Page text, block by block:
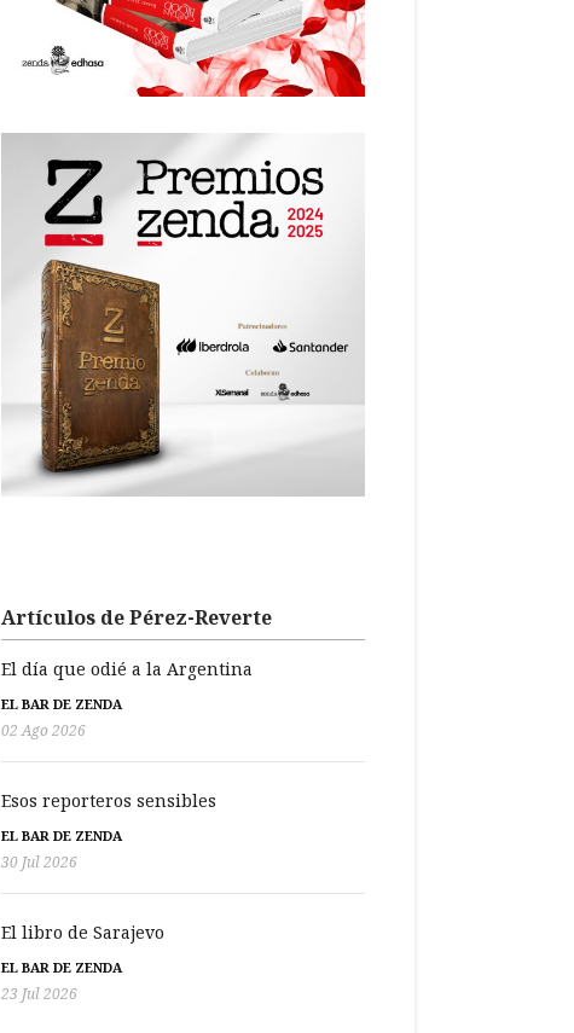
Artículos de Pérez-Reverte
El día que odié a la Argentina
EL BAR DE ZENDA
02 Ago 2026
Esos reporteros sensibles
EL BAR DE ZENDA
30 Jul 2026
El libro de Sarajevo
EL BAR DE ZENDA
23 Jul 2026